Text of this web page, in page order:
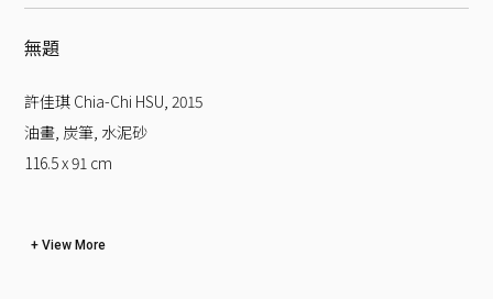
無題
許佳琪 Chia-Chi HSU, 2015
油畫, 炭筆, 水泥砂
116.5 x 91 cm
View More